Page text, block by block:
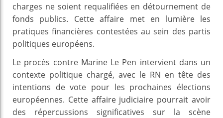
charges ne soient requalifiées en détournement de
fonds publics. Cette affaire met en lumière les
pratiques financières contestées au sein des partis
politiques européens.
Le procès contre Marine Le Pen intervient dans un
contexte politique chargé, avec le RN en tête des
intentions de vote pour les prochaines élections
européennes. Cette affaire judiciaire pourrait avoir
des répercussions significatives sur la scène